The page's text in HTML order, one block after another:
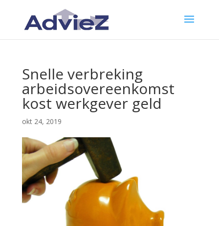
Snelle verbreking
arbeidsovereenkomst
kost werkgever geld
okt 24, 2019